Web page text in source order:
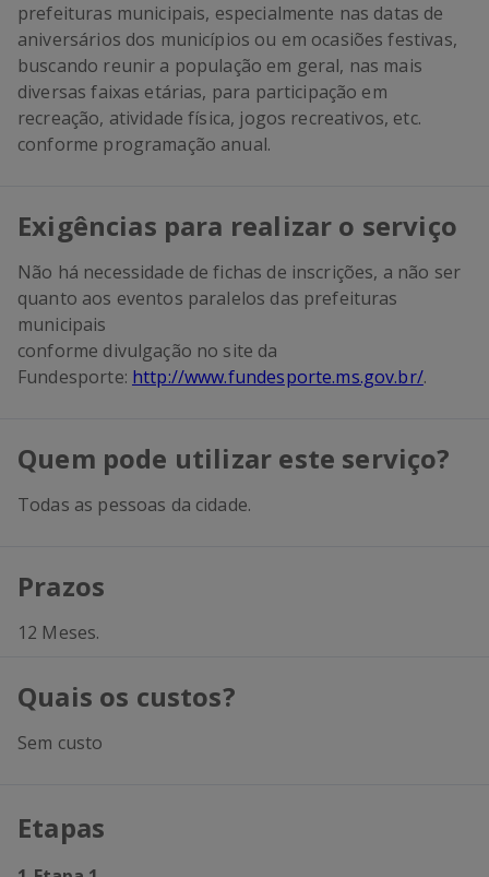
prefeituras municipais, especialmente nas datas de
aniversários dos municípios ou em ocasiões festivas,
buscando reunir a população em geral, nas mais
diversas faixas etárias, para participação em
recreação, atividade física, jogos recreativos, etc.
conforme programação anual.
Exigências para realizar o serviço
Não há necessidade de fichas de inscrições, a não ser
quanto aos eventos paralelos das prefeituras
municipais
conforme divulgação no site da
Fundesporte: http://www.fundesporte.ms.gov.br/.
Quem pode utilizar este serviço?
Todas as pessoas da cidade.
Prazos
12 Meses.
Quais os custos?
Sem custo
Etapas